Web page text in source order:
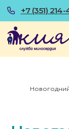
+7 (351) 214-42-22